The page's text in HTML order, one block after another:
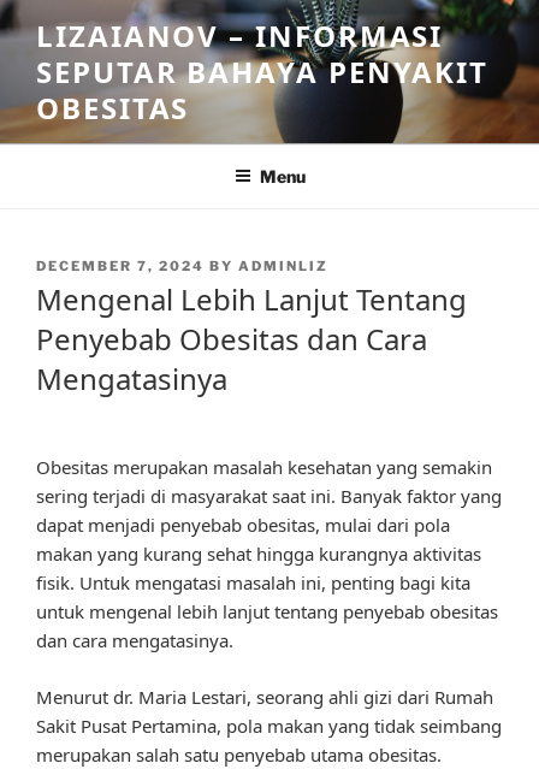
Skip
to
content
LIZAIANOV – INFORMASI
SEPUTAR BAHAYA PENYAKIT
OBESITAS
Menu
POSTED
DECEMBER 7, 2024 BY ADMINLIZ
Mengenal Lebih Lanjut Tentang
Penyebab Obesitas dan Cara
Mengatasinya
Obesitas merupakan masalah kesehatan yang semakin
sering terjadi di masyarakat saat ini. Banyak faktor yang
dapat menjadi penyebab obesitas, mulai dari pola
makan yang kurang sehat hingga kurangnya aktivitas
fisik. Untuk mengatasi masalah ini, penting bagi kita
untuk mengenal lebih lanjut tentang penyebab obesitas
dan cara mengatasinya.
Menurut dr. Maria Lestari, seorang ahli gizi dari Rumah
Sakit Pusat Pertamina, pola makan yang tidak seimbang
merupakan salah satu penyebab utama obesitas.